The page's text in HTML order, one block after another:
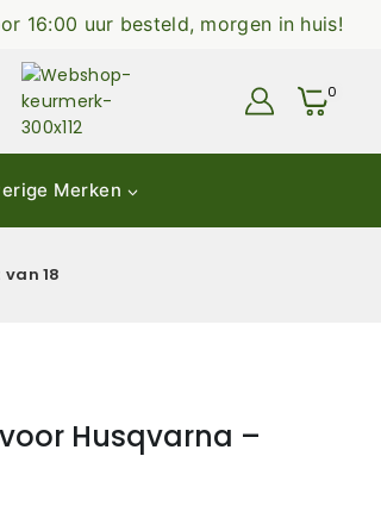
16:00 uur besteld, morgen in huis!
0
Merken
18
Husqvarna –